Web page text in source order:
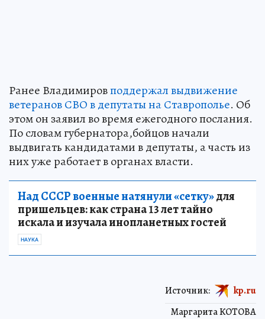
Ранее Владимировподдержал выдвижение
ветеранов СВО в депутаты на Ставрополье. Об
этом он заявил во время ежегодного послания.
По словам губернатора,бойцов начали
выдвигать кандидатами в депутаты, а часть из
них уже работает в органах власти.
Над СССР военные натянули «сетку»для
пришельцев: как страна 13 лет тайно
искала и изучала инопланетных гостей
НАУКА
Маргарита КОТОВА
Источник: kp.ru